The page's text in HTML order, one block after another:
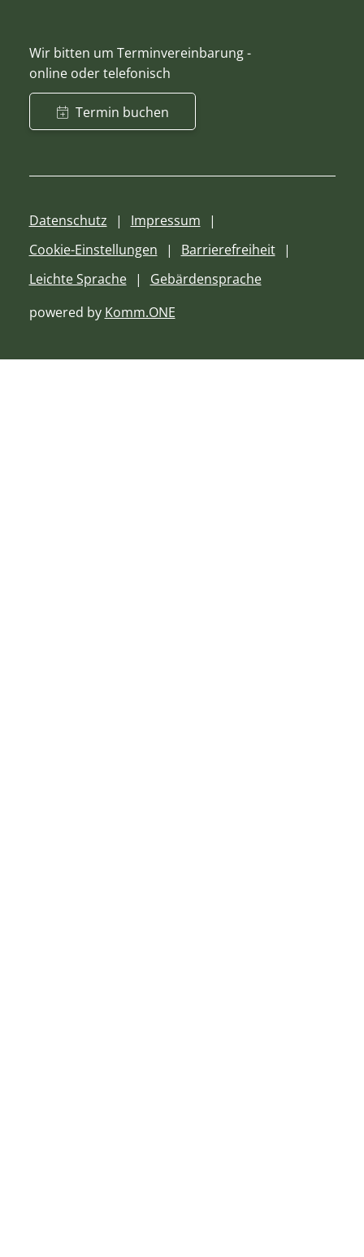
Wir bitten um Terminvereinbarung -
online oder telefonisch
Termin buchen
Datenschutz
Impressum
Cookie-Einstellungen
Barrierefreiheit
Leichte Sprache
Gebärdensprache
powered by Komm.ONE